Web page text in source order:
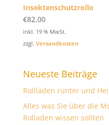
Insektenschutzrollo
€82,00
inkl. 19 % MwSt.
zzgl. Versandkosten
Neueste Beiträge
Rollladen runter und
Alles was Sie über die
Rolladen wissen sollten